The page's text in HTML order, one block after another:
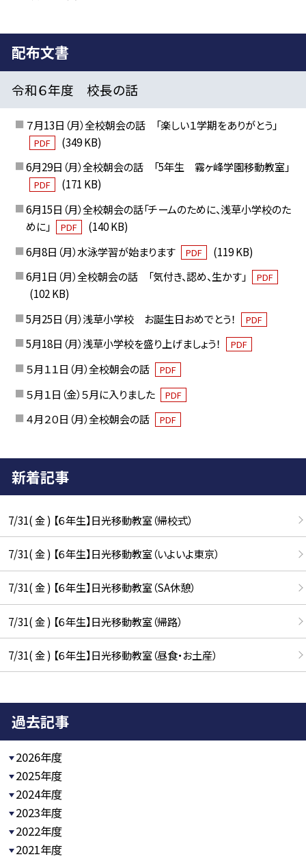
配布文書
令和６年度 校長の話
７月13日（月）全校朝会の話 「楽しい１学期をありがとう」
PDF
(349 KB)
6月29日（月）全校朝会の話 「5年生 霧ヶ峰学園移動教室」
PDF
(171 KB)
6月15日（月）全校朝会の話「チームのために、浅草小学校のた
めに」
PDF
(140 KB)
6月8日（月）水泳学習が始まります
PDF
(119 KB)
6月1日（月）全校朝会の話 「気付き、認め、生かす」
PDF
(102 KB)
5月25日（月）浅草小学校 お誕生日おめでとう！
PDF
5月18日（月）浅草小学校を盛り上げましょう！ PDF
５月１１日（月）全校朝会の話 PDF
５月１日（金）５月に入りました PDF
４月２０日（月）全校朝会の話 PDF
新着記事
7/31( 金 ) 【６年生】日光移動教室（帰校式）
7/31( 金 ) 【６年生】日光移動教室（いよいよ東京）
7/31( 金 ) 【６年生】日光移動教室（SA休憩）
7/31( 金 ) 【６年生】日光移動教室（帰路）
7/31( 金 ) 【６年生】日光移動教室（昼食・お土産）
過去記事
2026年度
2025年度
2024年度
2023年度
2022年度
2021年度